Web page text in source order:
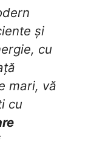
și
cu
mari, vă
cu